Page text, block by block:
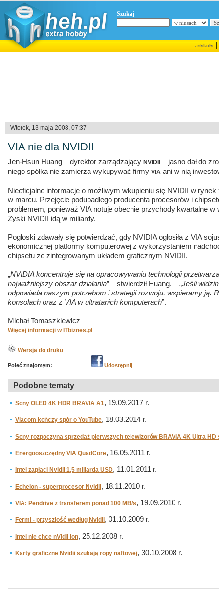
Szukaj
artykuły|
Wtorek, 13 maja 2008, 07:37
VIA nie dla NVIDII
Jen-Hsun Huang – dyrektor zarządzający NVIDII
– jasno dał do
niego spółka nie zamierza wykupywać firmy VIA ani w nią
Nieoficjalne informacje o możliwym wkupieniu się NVIDII w rynek
w marcu. Przejęcie podupadłego producenta procesorów i
problemem, ponieważ VIA notuje obecnie przychody kwartalne w
Zyski NVIDII idą w miliardy.
Pogłoski zdawały się potwierdzać, gdy NVIDIA ogłosiła z VIA
ekonomicznej platformy komputerowej z wykorzystaniem
chipsetu ze zintegrowanym układem graficznym NVIDII.
„NVIDIA koncentruje się na opracowywaniu technologii
najważniejszy obszar działania” – stwierdził Huang. – „Jeśli
odpowiada naszym potrzebom i strategii rozwoju, wspieramy ją.
konsolach oraz z VIA w ultratanich komputerach”.
Michał Tomaszkiewicz
Więcej informacji w ITbiznes.pl
Wersja do druku
Poleć znajomym: Udostępnij
Podobne tematy
Sony OLED 4K HDR BRAVIA A1, 19.09.2017 r.
Viacom kończy spór o YouTube, 18.03.2014 r.
Sony rozpoczyna sprzedaż pierwszych telewizorów BRAVIA 4K Ultra HD
Energooszczędny VIA QuadCore, 16.05.2011 r.
Intel zapłaci Nvidii 1,5 miliarda USD, 11.01.2011 r.
Echelon - superprocesor Nvidii, 18.11.2010 r.
VIA: Pendrive z transferem ponad 100 MB/s, 19.09.2010 r.
Fermi - przyszłość według Nvidii, 01.10.2009 r.
Intel nie chce nVidii Ion, 25.12.2008 r.
Karty graficzne Nvidii szukają ropy naftowej, 30.10.2008 r.